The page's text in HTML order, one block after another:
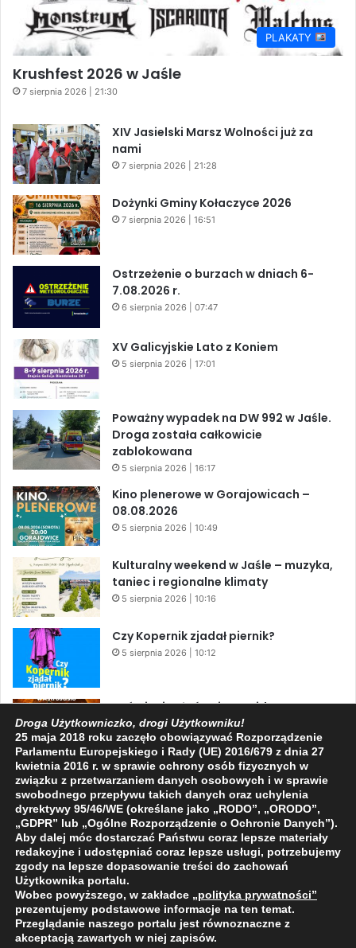
PLAKATY
Krushfest 2026 w Jaśle
7 sierpnia 2026 | 21:30
XIV Jasielski Marsz Wolności już za
nami
7 sierpnia 2026 | 21:28
Dożynki Gminy Kołaczyce 2026
7 sierpnia 2026 | 16:51
Ostrzeżenie o burzach w dniach 6-
7.08.2026 r.
6 sierpnia 2026 | 07:47
XV Galicyjskie Lato z Koniem
5 sierpnia 2026 | 17:01
Poważny wypadek na DW 992 w Jaśle.
Droga została całkowicie
zablokowana
5 sierpnia 2026 | 16:17
Kino plenerowe w Gorajowicach –
08.08.2026
5 sierpnia 2026 | 10:49
Kulturalny weekend w Jaśle – muzyka,
taniec i regionalne klimaty
5 sierpnia 2026 | 10:16
Czy Kopernik zjadał piernik?
5 sierpnia 2026 | 10:12
Zaćmienie Słońca i Perseidy. Dwa
niesamowite zjawiska astronomiczne
w ciągu jednego dnia!
3 sierpnia 2026 | 15:39
Facebook
X YouTube
2009 - 2026 © Wszelkie prawa zastrzeżone
O NAS
REDAKCJA POLITYKA PRYWATNOŚCI
Droga Użytkowniczko, drogi Użytkowniku!
25 maja 2018 roku zaczęło obowiązywać Rozporządzenie
Parlamentu Europejskiego i Rady (UE) 2016/679 z dnia 27
kwietnia 2016 r. w sprawie ochrony osób fizycznych w
związku z przetwarzaniem danych osobowych i w sprawie
swobodnego przepływu takich danych oraz uchylenia
dyrektywy 95/46/WE (określane jako „RODO”, „ORODO”,
„GDPR” lub „Ogólne Rozporządzenie o Ochronie Danych”).
Aby dalej móc dostarczać Państwu coraz lepsze materiały
redakcyjne i udostępniać coraz lepsze usługi, potrzebujemy
zgody na lepsze dopasowanie treści do zachowań
Użytkownika portalu.
Wobec powyższego, w zakładce „polityka prywatności”
prezentujemy podstawowe informacje na ten temat.
Przeglądanie naszego portalu jest równoznaczne z
akceptacją zawartych w niej zapisów.